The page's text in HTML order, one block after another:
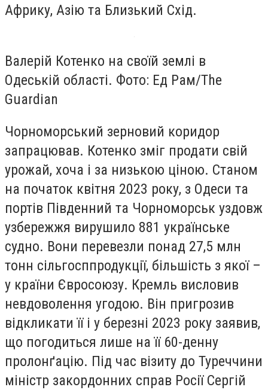
Африку, Азію та Близький Схід.
Валерій Котенко на своїй землі в
Одеській області. Фото: Ед Рам/The
Guardian
Чорноморський зерновий коридор
запрацював. Котенко зміг продати свій
урожай, хоча і за низькою ціною. Станом
на початок квітня 2023 року, з Одеси та
портів Південний та Чорноморськ уздовж
узбережжя вирушило 881 українське
судно. Вони перевезли понад 27,5 млн
тонн сільгосппродукції, більшість з якої –
у країни Євросоюзу. Кремль висловив
невдоволення угодою. Він пригрозив
відкликати її і у березні 2023 року заявив,
що погодиться лише на її 60-денну
пролонґацію. Під час візиту до Туреччини
міністр закордонних справ Росії Сергій